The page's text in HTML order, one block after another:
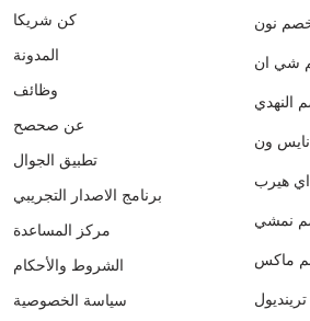
كن شريكا
المدونة
وظائف
عن صحصح
تطبيق الجوال
برنامج الاصدار التجريبي
مركز المساعدة
الشروط والأحكام
سياسة الخصوصية
نون
شي ان
النهدي
ون
هيرب
نمشي
ماكس